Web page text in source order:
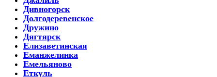
Дивногорск
Долгодеревенское
Дружино
Дягтярск
Елизаветинская
Еманжелинка
Емельяново
Еткуль